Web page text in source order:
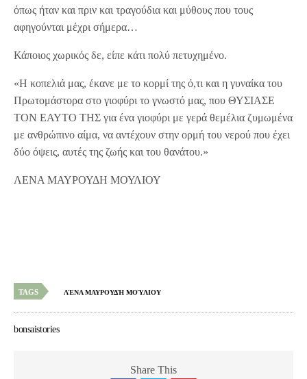
όπως ήταν και πριν και τραγούδια και μύθους που τους
αφηγούνται μέχρι σήμερα…
Κάποιος χωρικός δε, είπε κάτι πολύ πετυχημένο.
«Η κοπελιά μας, έκανε με το κορμί της ό,τι και η γυναίκα του
Πρωτομάστορα στο γιοφύρι το γνωστό μας, που ΘΥΣΙΑΣΕ
ΤΟΝ ΕΑΥΤΟ ΤΗΣ για ένα γιοφύρι με γερά θεμέλια ζυμωμένα
με ανθρώπινο αίμα, να αντέχουν στην ορμή του νερού που έχει
δύο όψεις, αυτές της ζωής και του θανάτου.»
ΛΕΝΑ ΜΑΥΡΟΥΔΗ ΜΟΥΛΙΟΥ
TAGS ΛΈΝΑ ΜΑΥΡΟΥΔΉ ΜΟΎΛΙΟΥ
bonsaistories
Share This